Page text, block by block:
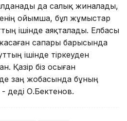
да салық жиналады,
ойымша, бұл жұмыстар
ішінде аяқталады. Елбасы
сапары барысында
ішінде тіркеуден
Қазір біз осыған
заң жобасында бұның
- деді О.Бектенов.